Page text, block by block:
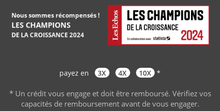
payez en 3X 4X 10X *
* Un crédit vous engage et doit être remboursé. Vérifiez vos
capacités de remboursement avant de vous engager.